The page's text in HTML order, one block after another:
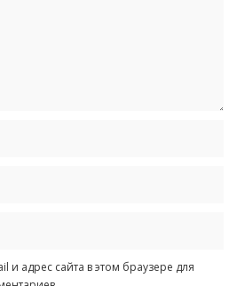
и адрес сайта в этом браузере для